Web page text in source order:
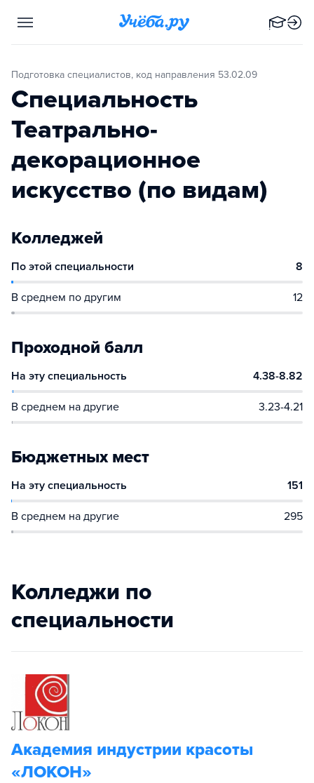
Подготовка специалистов, код направления 53.02.09
Специальность
Театрально-
декорационное
искусство (по видам)
Колледжей
По этой специальности 8
В среднем по другим 12
Проходной балл
На эту специальность 4.38-8.82
В среднем на другие 3.23-4.21
Бюджетных мест
На эту специальность 151
В среднем на другие 295
Колледжи по
специальности
Академия индустрии красоты
«ЛОКОН»